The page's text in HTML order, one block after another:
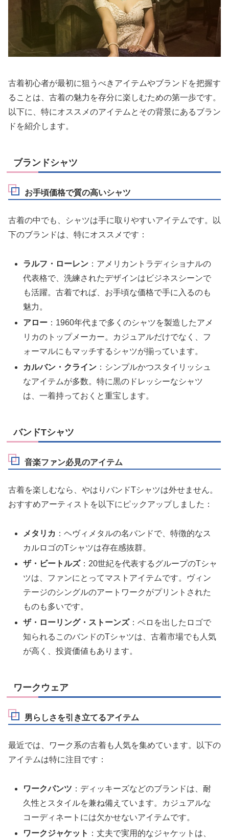
古着初心者が最初に狙うべきアイテムやブランドを把握す
ることは、古着の魅力を存分に楽しむための第一歩です。
以下に、特にオススメのアイテムとその背景にあるブラン
ドを紹介します。
ブランドシャツ
お手頃価格で質の高いシャツ
古着の中でも、シャツは手に取りやすいアイテムです。以
下のブランドは、特にオススメです：
ラルフ・ローレン ：アメリカントラディショナルの
代表格で、洗練されたデザインはビジネスシーンで
も活躍。古着でれば、お手頃な価格で手に入るのも
魅力。
アロー ：1960年代まで多くのシャツを製造したアメ
リカのトップメーカー。カジュアルだけでなく、フ
ォーマルにもマッチするシャツが揃っています。
カルバン・クライン ：シンプルかつスタイリッシュ
なアイテムが多数。特に黒のドレッシーなシャツ
は、一着持っておくと重宝します。
バンドTシャツ
音楽ファン必見のアイテム
古着を楽しむなら、やはりバンドTシャツは外せません。
おすすめアーティストを以下にピックアップしました：
メタリカ ：ヘヴィメタルの名バンドで、特徴的なス
カルロゴのTシャツは存在感抜群。
ザ・ビートルズ：20世紀を代表するグループのTシャ
ツは、ファンにとってマストアイテムです。ヴィン
テージのシングルのアートワークがプリントされた
ものも多いです。
ザ・ローリング・ストーンズ：ベロを出したロゴで
知られるこのバンドのTシャツは、古着市場でも人気
が高く、投資価値もあります。
ワークウェア
男らしさを引き立てるアイテム
最近では、ワーク系の古着も人気を集めています。以下の
アイテムは特に注目です：
ワークパンツ ：ディッキーズなどのブランドは、耐
久性とスタイルを兼ね備えています。カジュアルな
コーディネートには欠かせないアイテムです。
ワークジャケット ：丈夫で実用的なジャケットは、